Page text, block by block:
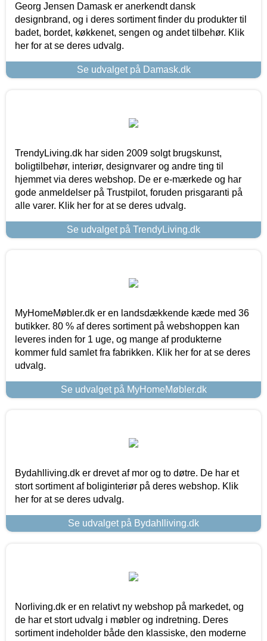
Georg Jensen Damask er anerkendt dansk
designbrand, og i deres sortiment finder du produkter til
badet, bordet, køkkenet, sengen og andet tilbehør. Klik
her for at se deres udvalg.
Se udvalget på Damask.dk
TrendyLiving.dk har siden 2009 solgt brugskunst,
boligtilbehør, interiør, designvarer og andre ting til
hjemmet via deres webshop. De er e-mærkede og har
gode anmeldelser på Trustpilot, foruden prisgaranti på
alle varer. Klik her for at se deres udvalg.
Se udvalget på TrendyLiving.dk
MyHomeMøbler.dk er en landsdækkende kæde med 36
butikker. 80 % af deres sortiment på webshoppen kan
leveres inden for 1 uge, og mange af produkterne
kommer fuld samlet fra fabrikken. Klik her for at se deres
udvalg.
Se udvalget på MyHomeMøbler.dk
Bydahlliving.dk er drevet af mor og to døtre. De har et
stort sortiment af boliginteriør på deres webshop. Klik
her for at se deres udvalg.
Se udvalget på Bydahlliving.dk
Norliving.dk er en relativt ny webshop på markedet, og
de har et stort udvalg i møbler og indretning. Deres
sortiment indeholder både den klassiske, den moderne